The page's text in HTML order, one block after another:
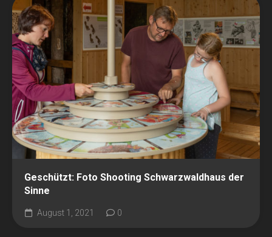
Geschützt: Foto Shooting Schwarzwaldhaus der
Sinne
August 1, 2021 0